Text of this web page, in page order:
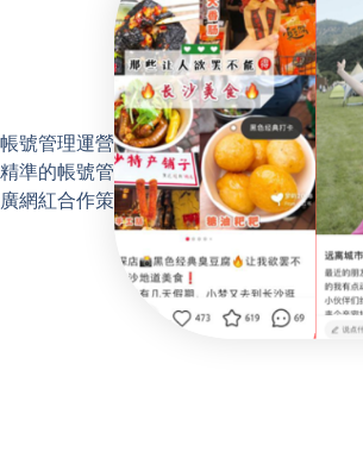
號管理運營
準的帳號管
網紅合作策